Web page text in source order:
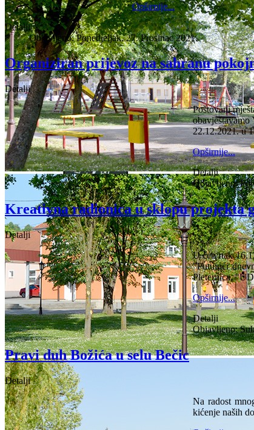
Opširnije...
Detalji
Objavljeno: Ponedjeljak, 27. Prosinac 2021.
Organiziran prijevoz na sahranu
Detalji
Poštovani
obavještavamo
22.12.2021. u
Opširnije...
Detalji
Objavljeno:
Kreativna radionica u sklopu projekta
Detalji
U četvrtak
"Putujući
Pleternica,
Opširnije...
Detalji
Objavljeno:
Pravi duh Božića u selu Bečic
Detalji
Na radost
kićenje naših